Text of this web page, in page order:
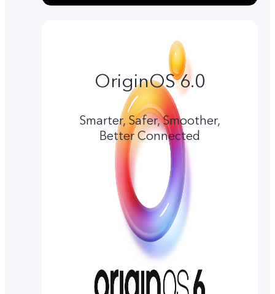
OriginOS 6.0
Smarter, Safer, Smoother,
Better Connected